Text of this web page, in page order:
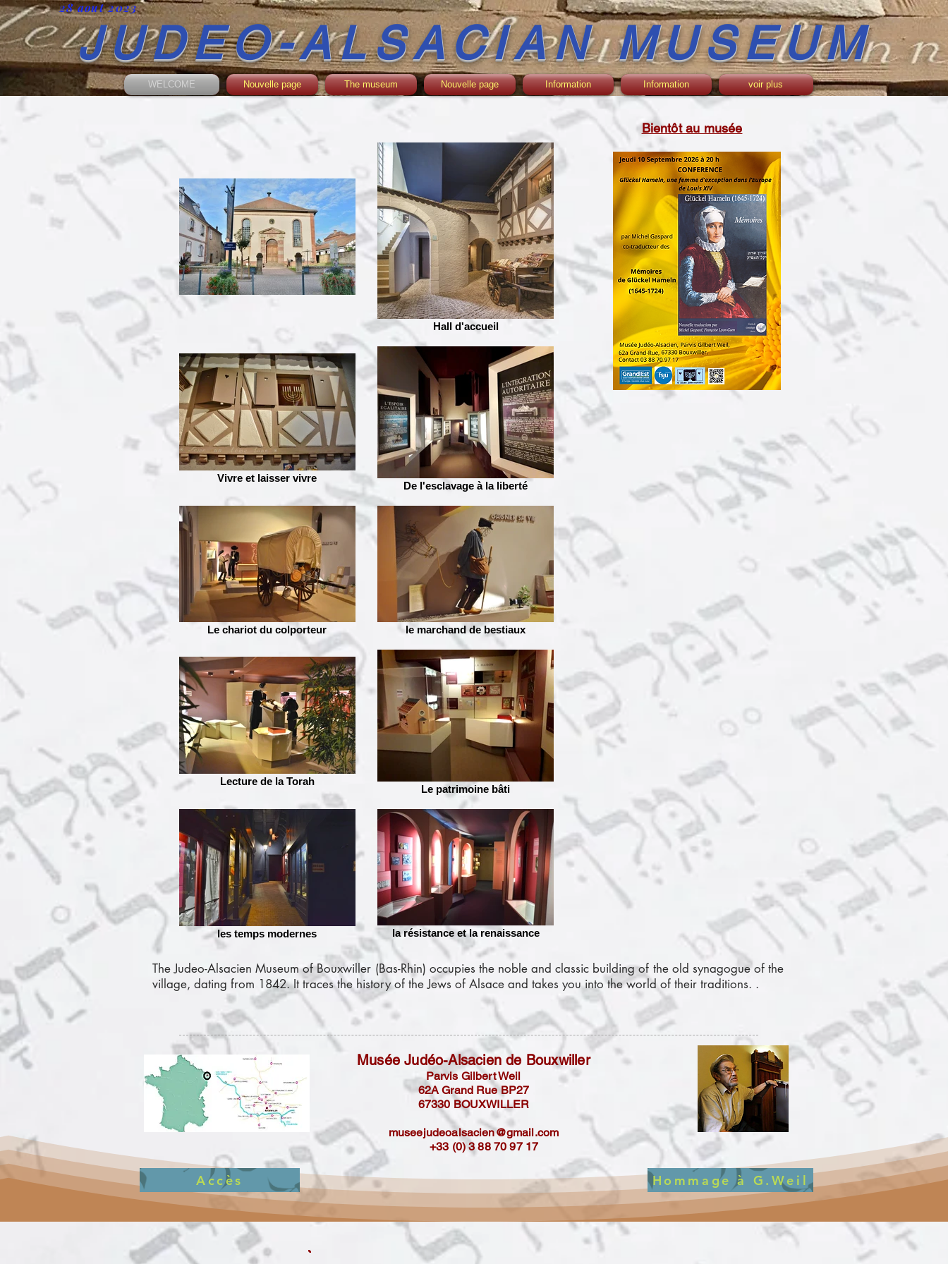
WELCOME Nouvelle page The museum Nouvelle page Information Information voir plus
JUDEO-ALSACIAN MUSEUM
28 aout 2023
Hall d'accueil
Vivre et laisser vivre
De l'esclavage à la liberté
Le chariot du colporteur le marchand de bestiaux
Lecture de la Torah
Le patrimoine bâti
les temps modernes la résistance et la renaissance
Bientôt au musée
The Judeo-Alsacien Museum of Bouxwiller (Bas-Rhin) occupies the noble and classic building of the old synagogue of the
village, dating from 1842. It traces the history of the Jews of Alsace and takes you into the world of their traditions. .
Musée Judéo-Alsacien de Bouxwiller
Parvis Gilbert Weil
62A Grand Rue BP27
67330 BOUXWILLER
museejudeoalsacien@gmail.com
+33 (0) 3 88 70 97 17
Accès Hommage à G.Weil